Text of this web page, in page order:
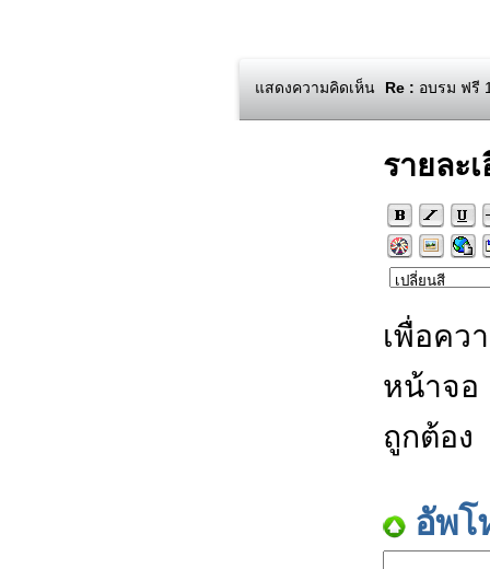
แสดงความคิดเห็น Re : อบรม ฟรี
รายละ
เพื่อคว
หน้าจอ
ถูกต้อง
อัพโ